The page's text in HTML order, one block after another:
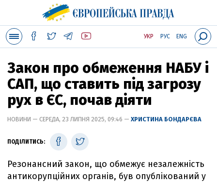
УКР РУС ENG
Закон про обмеження НАБУ і
САП, що ставить під загрозу
рух в ЄС, почав діяти
НОВИНИ — СЕРЕДА, 23 ЛИПНЯ 2025, 09:46 — ХРИСТИНА БОНДАРЄВА
ПОДІЛИТИСЬ:
Резонансний закон, що обмежує незалежність
антикорупційних органів, був опублікований у